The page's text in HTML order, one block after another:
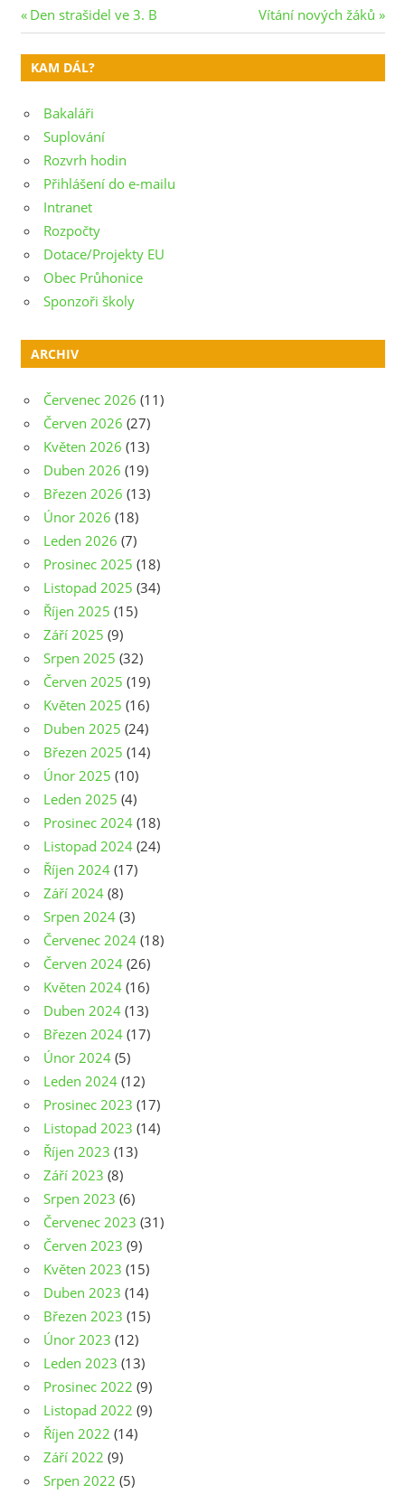
Navigace
pro
příspěvek
Previous
Post:
Den strašidel ve 3. B
Next
Post:
Vítání nových žáků
KAM DÁL?
Bakaláři
Suplování
Rozvrh hodin
Přihlášení do e-mailu
Intranet
Rozpočty
Dotace/Projekty EU
Obec Průhonice
Sponzoři školy
ARCHIV
Červenec 2026 (11)
Červen 2026 (27)
Květen 2026 (13)
Duben 2026 (19)
Březen 2026 (13)
Únor 2026 (18)
Leden 2026 (7)
Prosinec 2025 (18)
Listopad 2025 (34)
Říjen 2025 (15)
Září 2025 (9)
Srpen 2025 (32)
Červen 2025 (19)
Květen 2025 (16)
Duben 2025 (24)
Březen 2025 (14)
Únor 2025 (10)
Leden 2025 (4)
Prosinec 2024 (18)
Listopad 2024 (24)
Říjen 2024 (17)
Září 2024 (8)
Srpen 2024 (3)
Červenec 2024 (18)
Červen 2024 (26)
Květen 2024 (16)
Duben 2024 (13)
Březen 2024 (17)
Únor 2024 (5)
Leden 2024 (12)
Prosinec 2023 (17)
Listopad 2023 (14)
Říjen 2023 (13)
Září 2023 (8)
Srpen 2023 (6)
Červenec 2023 (31)
Červen 2023 (9)
Květen 2023 (15)
Duben 2023 (14)
Březen 2023 (15)
Únor 2023 (12)
Leden 2023 (13)
Prosinec 2022 (9)
Listopad 2022 (9)
Říjen 2022 (14)
Září 2022 (9)
Srpen 2022 (5)